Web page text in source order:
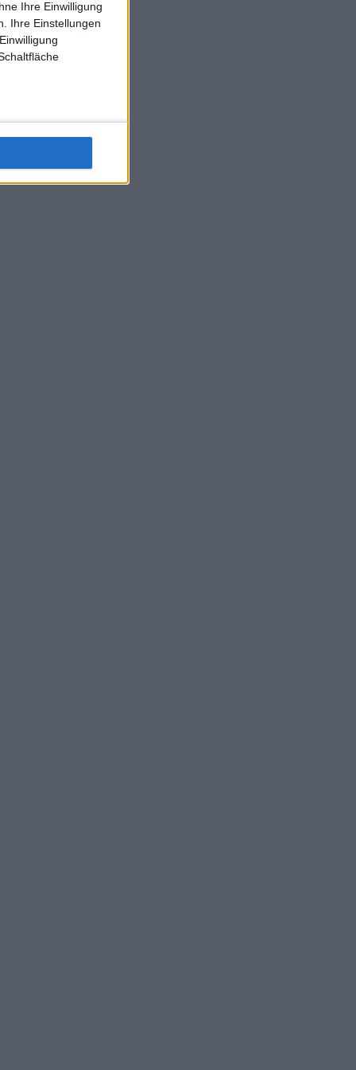
Ihre Einwilligung
Ihre Einstellungen
L-Struff wahrscheinlich morge 3 Spiele absolvieren (2.
1x Doppel) dank der hervorragenden Unterstützung
für F-A-A